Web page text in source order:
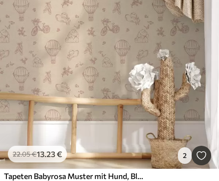
22.05€13.23€ 2
Tapeten Babyrosa Muster mit Hund, Blumen und Luft